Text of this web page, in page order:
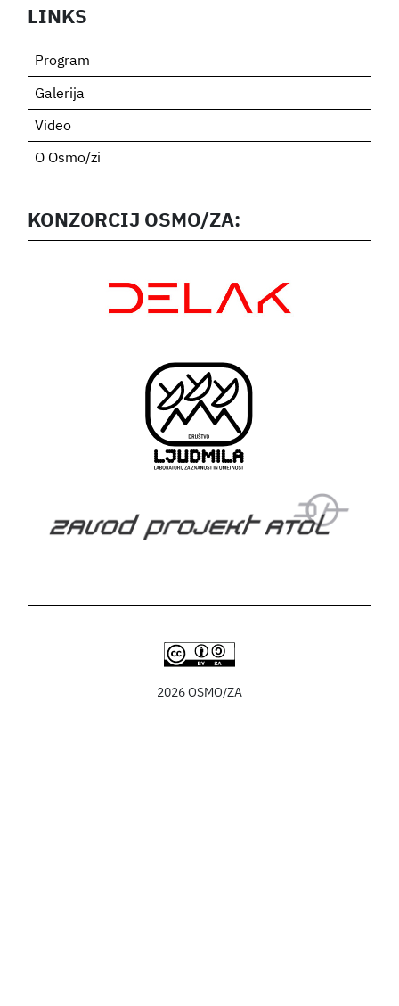
LINKS
Program
Galerija
Video
O Osmo/zi
KONZORCIJ OSMO/ZA:
2026 OSMO/ZA